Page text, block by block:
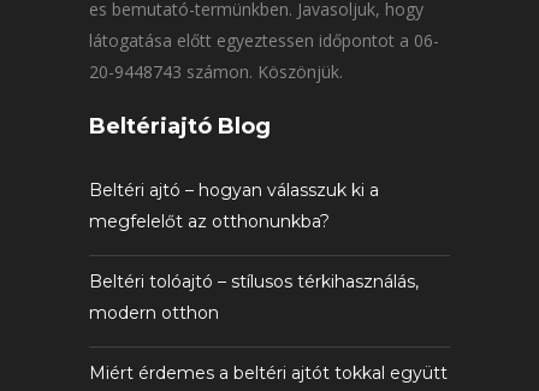
es bemutató-termünkben. Javasoljuk, hogy
látogatása előtt egyeztessen időpontot a 06-
20-9448743 számon. Köszönjük.
Beltériajtó Blog
Beltéri ajtó – hogyan válasszuk ki a
megfelelőt az otthonunkba?
Beltéri tolóajtó – stílusos térkihasználás,
modern otthon
Miért érdemes a beltéri ajtót tokkal együtt